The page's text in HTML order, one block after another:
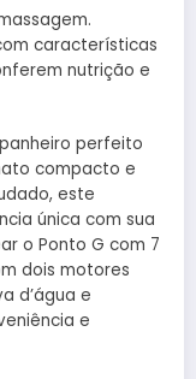
características
nutrição e
perfeito
compacto e
este
única com sua
o Ponto G com 7
dois motores
d’água e
e